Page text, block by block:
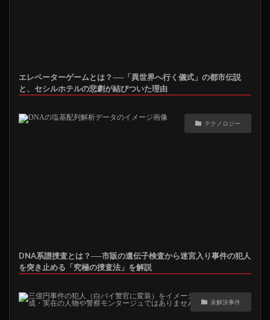
エレベーターゲームとは？──「異世界へ行く儀式」の都市伝説
と、セシルホテルの悲劇が結びついた理由
テクノロジー
DNA系譜捜査とは？──市販の遺伝子検査から迷宮入り事件の犯人
を突き止める「究極の捜査法」を解説
未解決事件